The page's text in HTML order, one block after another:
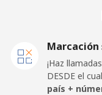
Celular
American
Marcación
¡Haz
DESDE el
país +